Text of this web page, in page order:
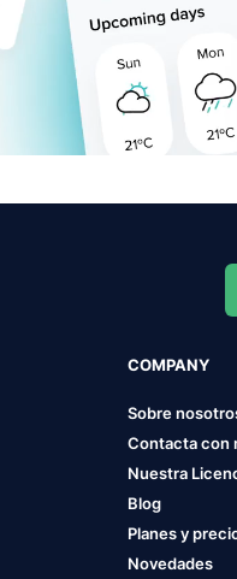
COMPANY
Sobre
Contacta con
Nuestra
Blog
Planes y
Novedades